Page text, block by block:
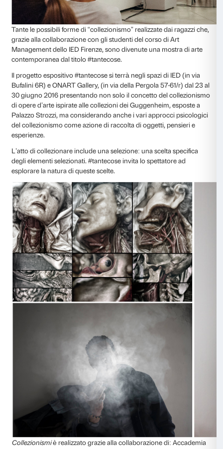
hanno presentato in anteprima le produzioni più
chi ha catturato il proprio tempo attraverso una
chi ha costruito scatole cinesi concettuali attraverso
fotografie il cui soggetto sono collezioni di sculture,
gli oggetti dimenticati della propria infanzia come
progetto video in stop-motion.
Tante le possibili forme di “collezionismo” realizzate
grazie alla collaborazione con gli studenti del corso
Management dello IED Firenze, sono divenute una